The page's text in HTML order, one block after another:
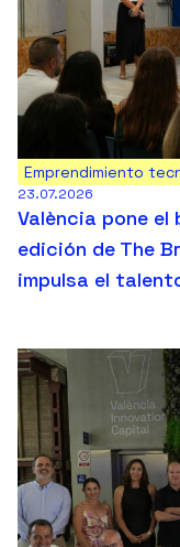
Emprendimiento
23.07.2026
València pone el
edición de The
impulsa el